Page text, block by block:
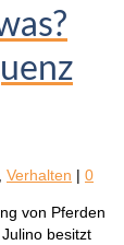
Verhalten | 0
von Pferden
besitzt